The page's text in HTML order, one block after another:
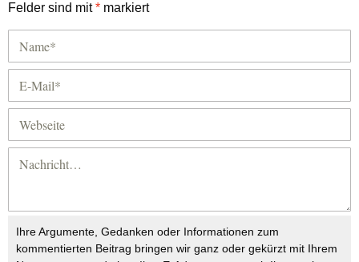
Felder sind mit* markiert
Ihre Argumente, Gedanken oder Informationen zum
kommentierten Beitrag bringen wir ganz oder gekürzt mit Ihrem